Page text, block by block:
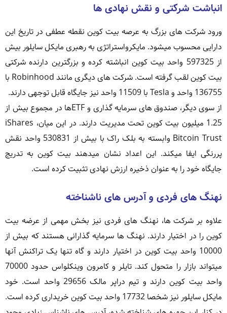
انباشت شرکتی و نقش نهادی ها
ورود شرکت های بزرگ به عرصه بیت کوین نقطه عطفی در تاریخ این
دارایی محسوب میشود. مایکرواستراتژی به رهبری مایکل سایلور بیش
از 597325 واحد بیت کوین انباشته کرده و بزرگترین دارنده شرکتی
بیت کوین لقب گرفته است. شرکت های دیگری مانند Robinhood با
136755 واحد و Tesla با 11509 واحد نیز جایگاه قابل توجهی دارند.
از سوی دیگر، صندوق های سرمایه گذاری و ETFها در مجموع بیش از
1.25 میلیون بیت کوین تحت مدیریت دارند. در این میان، iShares
Bitcoin Trust وابسته به بلک راک با بیش از 530831 واحد نقش
پررنگی ایفا میکند. این اعداد نشان میدهند بیت کوین به تدریج
جایگاه خود را به عنوان ذخیره ارزش نهادی تثبیت کرده است.
نهنگ های فردی و آدرس های ناشناخته
علاوه بر شرکت ها، نهنگ های فردی نیز بخش مهمی از عرضه بیت
کوین را در اختیار دارند. نهنگ ها سرمایه گذارانی هستند که بیش از
10000 واحد بیت کوین در اختیار دارند و گاه تنها یک تراکنش آنها
میتواند بازار را متحول کند. تایلر و کامرون وینکلواس حدود 70000
واحد بیت کوین دارند و تیم دراپر مالک 29656 واحد است. خود
مایکل سایلور نیز شخصا 17732 واحد بیت کوین خریداری کرده است.